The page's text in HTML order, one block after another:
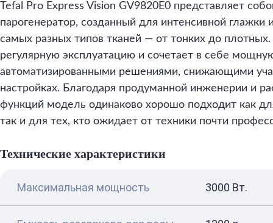
Tefal Pro Express Vision GV9820E0 представляет
парогенератор, созданный для интенсивной глажки
самых разных типов тканей — от тонких до плотных.
регулярную эксплуатацию и сочетает в себе
автоматизированными решениями, снижающими
настройках. Благодаря продуманной инженерии и
функций модель одинаково хорошо подходит как
так и для тех, кто ожидает от техники почти
Технические характеристики
Максимальная мощность 3000 Вт.